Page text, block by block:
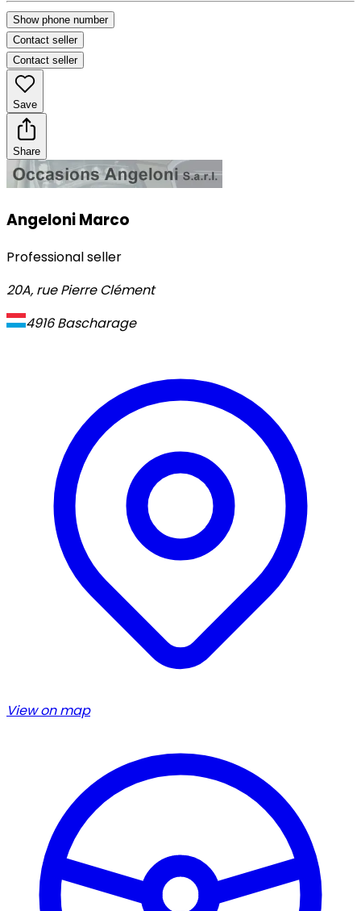
Show phone number
Contact seller
Contact seller
Save
Share
Angeloni Marco
Professional seller
20A, rue Pierre Clément
4916 Bascharage
View on map